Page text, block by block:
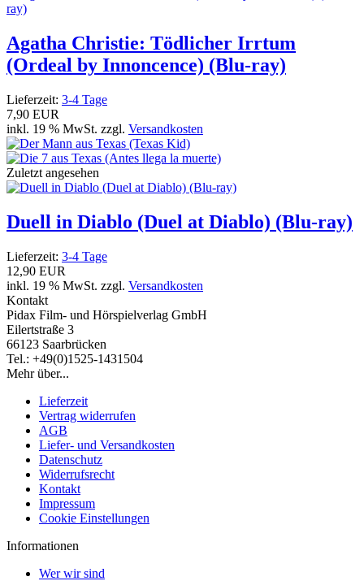
Agatha Christie: Tödlicher Irrtum
(Ordeal by Innoncence) (Blu-ray)
Lieferzeit: 3-4 Tage
7,90 EUR
inkl. 19 % MwSt. zzgl. Versandkosten
Zuletzt angesehen
Duell in Diablo (Duel at Diablo) (Blu-ray)
Lieferzeit: 3-4 Tage
12,90 EUR
inkl. 19 % MwSt. zzgl. Versandkosten
Kontakt
Pidax Film- und Hörspielverlag GmbH
Eilertstraße 3
66123 Saarbrücken
Tel.: +49(0)1525-1431504
Mehr über...
Lieferzeit
Vertrag widerrufen
AGB
Liefer- und Versandkosten
Datenschutz
Widerrufsrecht
Kontakt
Impressum
Cookie Einstellungen
Informationen
Wer wir sind